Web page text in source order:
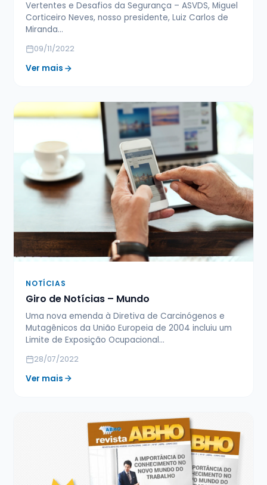
Vertentes e Desafios da Segurança – ASVDS, Miguel
Corticeiro Neves, nosso presidente, Luiz Carlos de
Miranda…
09/11/2022
Ver mais
NOTÍCIAS
Giro de Notícias – Mundo
Uma nova emenda à Diretiva de Carcinógenos e
Mutagênicos da União Europeia de 2004 incluiu um
Limite de Exposição Ocupacional…
28/07/2022
Ver mais